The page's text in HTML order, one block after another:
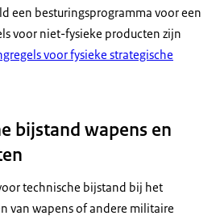
een besturingsprogramma voor een
voor niet-fysieke producten zijn
voor fysieke strategische
bijstand wapens en
technische bijstand bij het
van wapens of andere militaire